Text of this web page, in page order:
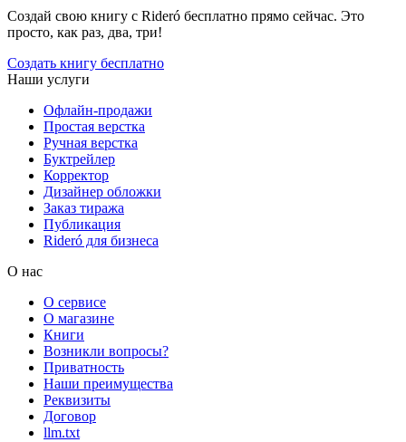
Создай свою книгу с Rideró бесплатно прямо сейчас. Это
просто, как раз, два, три!
Создать книгу бесплатно
Наши услуги
Офлайн-продажи
Простая верстка
Ручная верстка
Буктрейлер
Корректор
Дизайнер обложки
Заказ тиража
Публикация
Rideró для бизнеса
О нас
О сервисе
О магазине
Книги
Возникли вопросы?
Приватность
Наши преимущества
Реквизиты
Договор
llm.txt